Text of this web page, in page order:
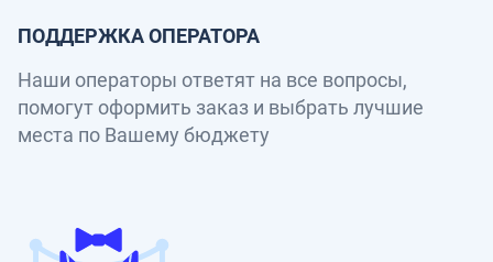
ПОДДЕРЖКА ОПЕРАТОРА
Наши операторы ответят на все вопросы,
помогут оформить заказ и выбрать лучшие
места по Вашему бюджету